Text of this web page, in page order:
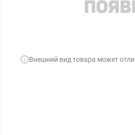
Внешний вид товара может